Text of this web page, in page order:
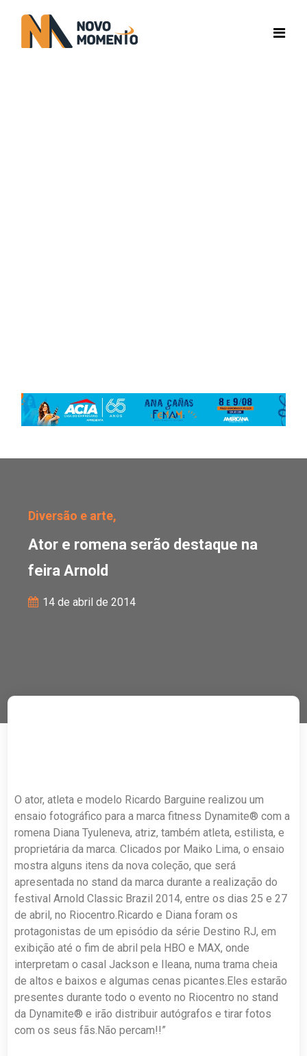
Diversão e arte,
Ator e romena serão destaque na
feira Arnold
14 de abril de 2014
O ator, atleta e modelo Ricardo Barguine realizou um
ensaio fotográfico para a marca fitness Dynamite® com a
romena Diana Tyuleneva, atriz, também atleta, estilista, e
proprietária da marca. Clicados por Maiko Lima, o ensaio
mostra alguns itens da nova coleção, que será
apresentada no stand da marca durante a realização do
festival Arnold Classic Brazil 2014, entre os dias 25 e 27
de abril, no Riocentro.Ricardo e Diana foram os
protagonistas de um episódio da série Destino RJ, em
exibição até o fim de abril pela HBO e MAX, onde
interpretam o casal Jackson e Ileana, numa trama cheia
de altos e baixos e algumas cenas picantes.Eles estarão
presentes durante todo o evento no Riocentro no stand
da Dynamite® e irão distribuir autógrafos e tirar fotos
com os seus fãs.Não percam!!”